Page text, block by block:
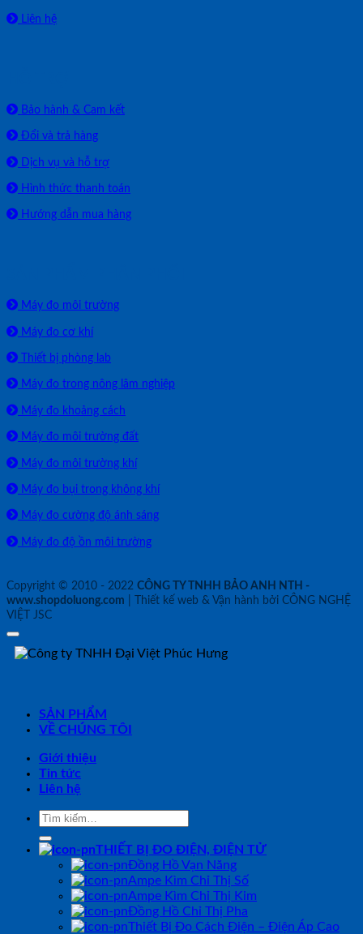
Liên hệ
Bảo hành & Cam kết
Đổi và trả hàng
Dịch vụ và hỗ trợ
Hình thức thanh toán
Hướng dẫn mua hàng
Máy đo môi trường
Máy đo cơ khí
Thiết bị phòng lab
Máy đo trong nông lâm nghiệp
Máy đo khoảng cách
Máy đo môi trường đất
Máy đo môi trường khí
Máy đo bụi trong không khí
Máy đo cường độ ánh sáng
Máy đo độ ồn môi trường
Copyright © 2010 - 2022 CÔNG TY TNHH BẢO ANH NTH -
www.shopdoluong.com | Thiết kế web & Vận hành bởi CÔNG NGHỆ
VIỆT JSC
SẢN PHẨM
VỀ CHÚNG TÔI
Giới thiệu
Tin tức
Liên hệ
Tìm
THIẾT BỊ ĐO ĐIỆN, ĐIỆN TỬ
Đồng Hồ Vạn Năng
Ampe Kìm Chỉ Thị Số
Ampe Kìm Chỉ Thị Kim
Đồng Hồ Chỉ Thị Pha
Thiết Bị Đo Cách Điện – Điện Áp Cao